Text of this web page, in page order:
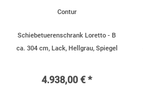
Contur
Schiebetuerenschrank Loretto - B
ca. 304 cm, Lack, Hellgrau, Spiegel
4.938,00 € *